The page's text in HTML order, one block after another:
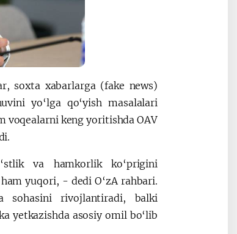
soxta xabarlarga (fake news)
yo‘lga qo‘yish masalalari
keng yoritishda OAV
va hamkorlik ko‘prigini
yuqori, - dedi O‘zA rahbari.
sohasini rivojlantiradi, balki
yetkazishda asosiy omil bo‘lib